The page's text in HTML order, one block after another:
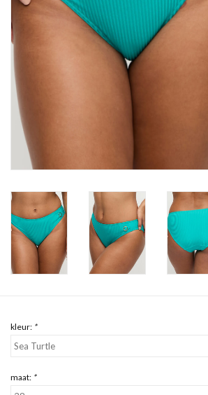
Badmode
Lingerie-accessoires
Cadeaubonnen
kleur: *
maat: *